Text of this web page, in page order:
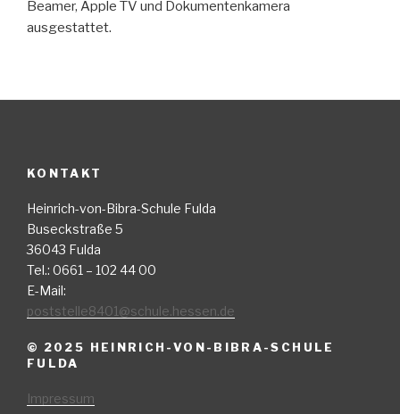
Beamer, Apple TV und Dokumentenkamera
ausgestattet.
KONTAKT
Heinrich-von-Bibra-Schule Fulda
Buseckstraße 5
36043 Fulda
Tel.: 0661 – 102 44 00
E-Mail:
poststelle8401@schule.hessen.de
© 2025 HEINRICH-VON-BIBRA-SCHULE
FULDA
Impressum